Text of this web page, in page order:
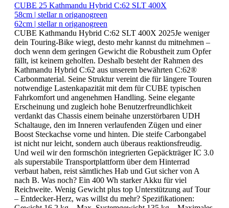
CUBE 25 Kathmandu Hybrid C:62 SLT 400X
58cm | stellar n origanogreen
62cm | stellar n origanogreen
CUBE Kathmandu Hybrid C:62 SLT 400X 2025Je weniger
dein Touring-Bike wiegt, desto mehr kannst du mitnehmen –
doch wenn dem geringen Gewicht die Robustheit zum Opfer
fällt, ist keinem geholfen. Deshalb besteht der Rahmen des
Kathmandu Hybrid C:62 aus unserem bewährten C:62®
Carbonmaterial. Seine Struktur vereint die für längere Touren
notwendige Lastenkapazität mit dem für CUBE typischen
Fahrkomfort und angenehmen Handling. Seine elegante
Erscheinung und zugleich hohe Benutzerfreundlichkeit
verdankt das Chassis einem beinahe unzerstörbaren UDH
Schaltauge, den im Inneren verlaufenden Zügen und einer
Boost Steckachse vorne und hinten. Die steife Carbongabel
ist nicht nur leicht, sondern auch überaus reaktionsfreudig.
Und weil wir den formschön integrierten Gepäckträger IC 3.0
als superstabile Transportplattform über dem Hinterrad
verbaut haben, reist sämtliches Hab und Gut sicher von A
nach B. Was noch? Ein 400 Wh starker Akku für viel
Reichweite. Wenig Gewicht plus top Unterstützung auf Tour
– Entdecker-Herz, was willst du mehr? Spezifikationen: